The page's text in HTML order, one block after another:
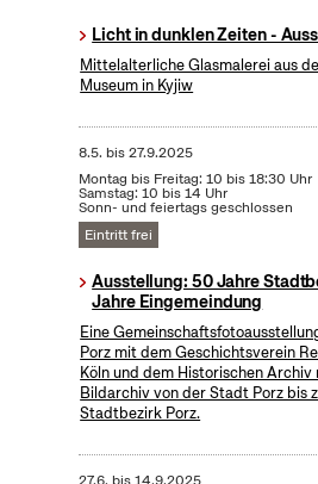
Licht in dunklen Zeiten -
Mittelalterliche Glasmalerei aus
Museum in Kyjiw
8.5. bis27.9.2025
Montag bis Freitag: 10 bis 18:30 Uhr
Samstag: 10 bis 14 Uhr
Sonn- und feiertags geschlossen
Eintritt frei
Ausstellung: 50 Jahre
Jahre Eingemeindung
Eine
Porz mit dem Geschichtsverein
Köln und dem Historischen Archiv
Bildarchiv von der Stadt Porz bis
Stadtbezirk Porz.